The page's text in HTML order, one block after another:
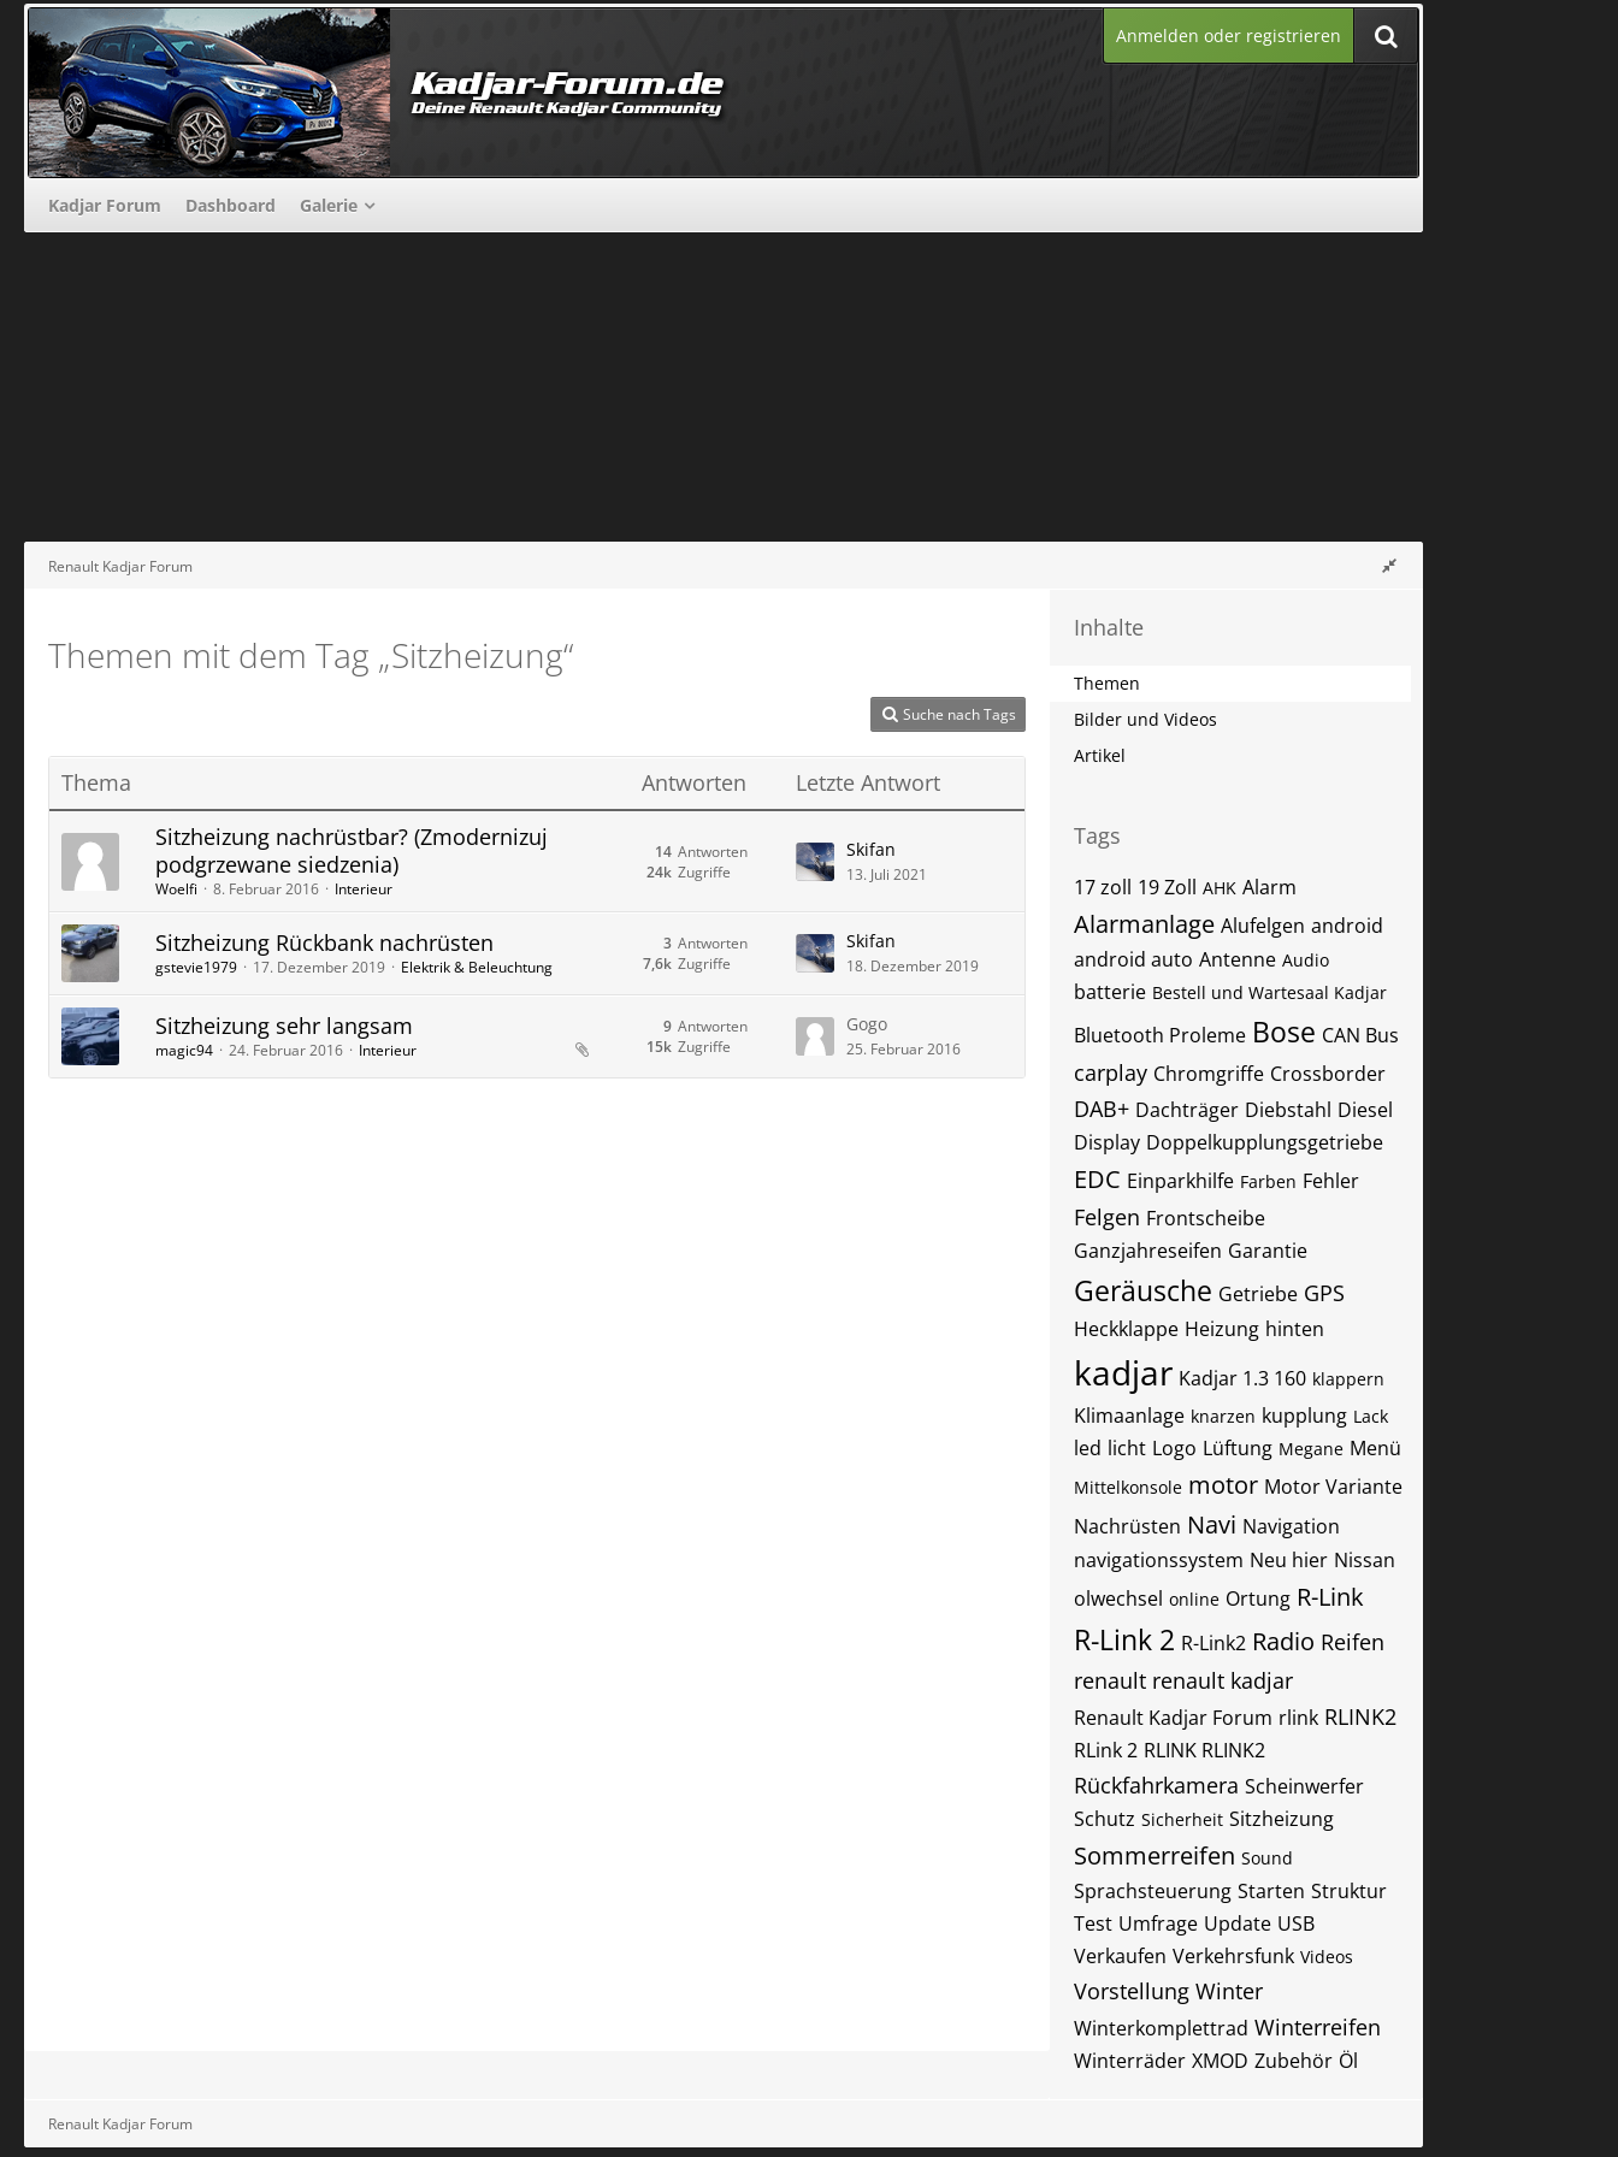
Anmelden oder registrieren
Kadjar Forum Dashboard Galerie
Renault Kadjar Forum
Themen mit dem Tag „Sitzheizung“
Suche nach Tags
Thema Antworten
Letzte Antwort
Sitzheizung nachrüstbar? (Zmodernizuj
podgrzewane siedzenia)
Woelfi 8. Februar 2016 Interieur
Antworten
14
Zugriffe
24k
Skifan
13. Juli 2021
Sitzheizung Rückbank nachrüsten
gstevie1979 17. Dezember 2019 Elektrik & Beleuchtung
Antworten
3
Zugriffe
7,6k
Skifan
18. Dezember 2019
Sitzheizung sehr langsam
magic94 24. Februar 2016 Interieur
Antworten
9
Zugriffe
15k
Gogo
25. Februar 2016
Inhalte
Themen
Bilder und Videos
Artikel
Tags
17 zoll 19 Zoll AHK Alarm
Alarmanlage Alufelgen android
android auto Antenne Audio
batterie Bestell und Wartesaal Kadjar
Bluetooth Proleme Bose CAN Bus
carplay Chromgriffe Crossborder
DAB+ Dachträger Diebstahl Diesel
Display Doppelkupplungsgetriebe
EDC Einparkhilfe Farben Fehler
Felgen Frontscheibe
Ganzjahreseifen Garantie
Geräusche Getriebe GPS
Heckklappe Heizung hinten
kadjar Kadjar 1.3 160 klappern
Klimaanlage knarzen kupplung Lack
led licht Logo Lüftung Megane Menü
Mittelkonsole motor Motor Variante
Nachrüsten Navi Navigation
navigationssystem Neu hier Nissan
olwechsel online Ortung R-Link
R-Link 2 R-Link2 Radio Reifen
renault renault kadjar
Renault Kadjar Forum rlink RLINK2
RLink 2 RLINK RLINK2
Rückfahrkamera Scheinwerfer
Schutz Sicherheit Sitzheizung
Sommerreifen Sound
Sprachsteuerung Starten Struktur
Test Umfrage Update USB
Verkaufen Verkehrsfunk Videos
Vorstellung Winter
Winterkomplettrad Winterreifen
Winterräder XMOD Zubehör Öl
Renault Kadjar Forum